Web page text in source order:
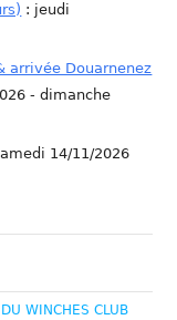
: jeudi
arrivée Douarnenez
- dimanche
14/11/2026
WINCHES CLUB